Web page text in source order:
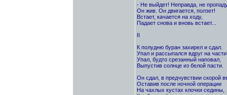
- Не выйдет! Неправда, не
Он жив. Он двигается, ползет!
Встает, качается на ходу,
Падает снова и вновь встает...
II
К полудню буран захирел и сдал.
Упал и рассыпался вдруг на
Упал, будто срезанный наповал,
Выпустив солнце из белой пасти.
Он сдал, в предчувствии скорой
Оставив после ночной операции
На чахлых кустах клочки седины,